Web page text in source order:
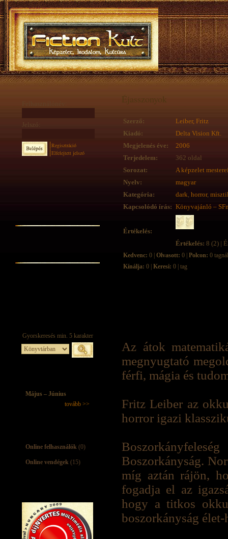
Jelszó:
Regisztráció
Elfelejtett jelszó
Május – Június
tovább >>
Online felhasználók (0)
Online vendégek (15)
Éjasszonyok
Szerző:
Leiber, Fritz
Kiadó:
Delta Vision Kft.
Megjelenés éve:
2006
Terjedelem:
362 oldal
Sorozat:
A képzelet
Nyelv:
magyar
Kategória:
dark, horror,
Kapcsolódó írás: Könyvajánló –
Értékelés:
Értékelés: 8 (2) |
Kedvenc: 0 | Olvasott: 0 | Polcon: 0 tagnál
Kínálja: 0 | Keresi: 0 | tag
Az átok
megnyugtató
férfi, mágia és
Fritz Leiber az
horror igazi
Boszorkányfeleség
Boszorkányság.
míg aztán rájön,
fogadja el az
hogy a titkos
boszorkányság élet-